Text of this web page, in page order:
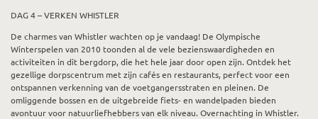
DAG 4 – VERKEN WHISTLER
De charmes van Whistler wachten op je vandaag! De Olympische
Winterspelen van 2010 toonden al de vele bezienswaardigheden en
activiteiten in dit bergdorp, die het hele jaar door open zijn. Ontdek het
gezellige dorpscentrum met zijn cafés en restaurants, perfect voor een
ontspannen verkenning van de voetgangersstraten en pleinen. De
omliggende bossen en de uitgebreide fiets- en wandelpaden bieden
avontuur voor natuurliefhebbers van elk niveau. Overnachting in Whistler.